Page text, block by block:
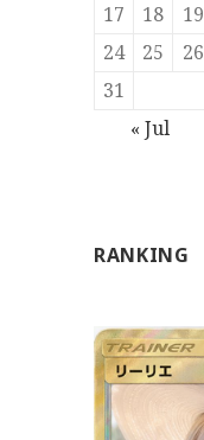
17
18 19
24
25 26
31
« Jul
RANKING